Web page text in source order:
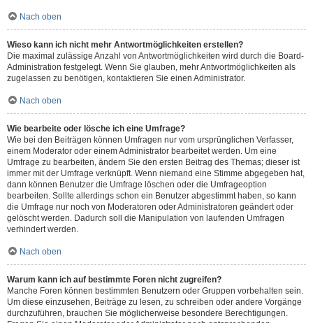
Nach oben
Wieso kann ich nicht mehr Antwortmöglichkeiten erstellen?
Die maximal zulässige Anzahl von Antwortmöglichkeiten wird durch die Board-
Administration festgelegt. Wenn Sie glauben, mehr Antwortmöglichkeiten als
zugelassen zu benötigen, kontaktieren Sie einen Administrator.
Nach oben
Wie bearbeite oder lösche ich eine Umfrage?
Wie bei den Beiträgen können Umfragen nur vom ursprünglichen Verfasser,
einem Moderator oder einem Administrator bearbeitet werden. Um eine
Umfrage zu bearbeiten, ändern Sie den ersten Beitrag des Themas; dieser ist
immer mit der Umfrage verknüpft. Wenn niemand eine Stimme abgegeben hat,
dann können Benutzer die Umfrage löschen oder die Umfrageoption
bearbeiten. Sollte allerdings schon ein Benutzer abgestimmt haben, so kann
die Umfrage nur noch von Moderatoren oder Administratoren geändert oder
gelöscht werden. Dadurch soll die Manipulation von laufenden Umfragen
verhindert werden.
Nach oben
Warum kann ich auf bestimmte Foren nicht zugreifen?
Manche Foren können bestimmten Benutzern oder Gruppen vorbehalten sein.
Um diese einzusehen, Beiträge zu lesen, zu schreiben oder andere Vorgänge
durchzuführen, brauchen Sie möglicherweise besondere Berechtigungen.